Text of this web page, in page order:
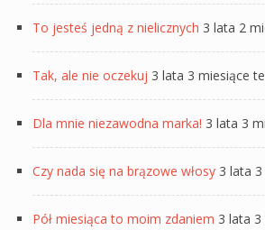
To jesteś jedną z nielicznych 3 lata 2
Tak, ale nie oczekuj 3 lata 3 miesiące
Dla mnie niezawodna marka! 3 lata 3
Czy nada się na brązowe włosy 3 lata
Pół miesiąca to moim zdaniem 3 lata